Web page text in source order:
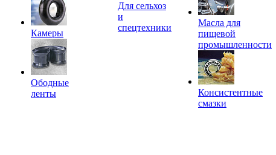
Камеры
Ободные
ленты
Для сельхоз
и
спецтехники
Масла для
пищевой
промышленности
Консистентные
смазки